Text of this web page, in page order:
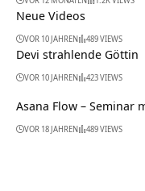
Neue Videos
VOR 10 JAHREN 489 VIEWS
Devi strahlende Göttin
VOR 10 JAHREN 423 VIEWS
Asana Flow – Seminar
VOR 18 JAHREN 489 VIEWS